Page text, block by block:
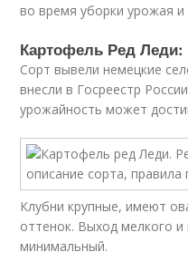
во время уборки урожая и
Картофель Ред Леди:
Сорт вывели немецкие
внесли в Госреестр
урожайность может
Клубни крупные, имеют
оттенок. Выход мелкого
минимальный.